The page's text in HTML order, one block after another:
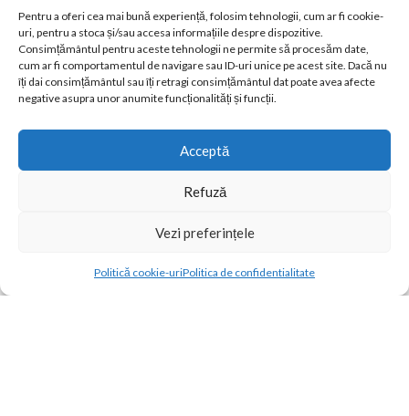
Pentru a oferi cea mai bună experiență, folosim tehnologii, cum ar fi cookie-
uri, pentru a stoca și/sau accesa informațiile despre dispozitive.
Consimțământul pentru aceste tehnologii ne permite să procesăm date,
cum ar fi comportamentul de navigare sau ID-uri unice pe acest site. Dacă nu
îți dai consimțământul sau îți retragi consimțământul dat poate avea afecte
negative asupra unor anumite funcționalități și funcții.
Acceptă
Refuză
Vezi preferințele
Politică cookie-uriPolitica de confidentialitate
Lenjerii de pat cu elastic
Lenjerii de pat cu volanase
Lenjerii creponate
Lenjerii UNI
Contul meu
Magazin
Compara Produse
CosContul meu